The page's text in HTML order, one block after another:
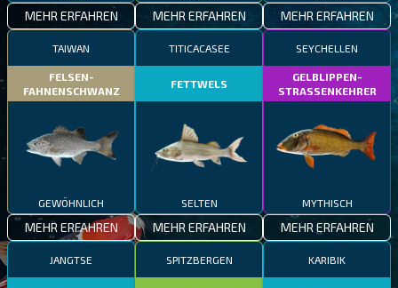
MEHR ERFAHREN MEHR ERFAHREN MEHR ERFAHREN
TAIWAN
FELSEN-
FAHNENSCHWANZ
GEWÖHNLICH
MEHR ERFAHREN
TITICACASEE
FETTWELS
SELTEN
MEHR ERFAHREN
SEYCHELLEN
GELBLIPPEN-
STRASSENKEHRER
MYTHISCH
MEHR ERFAHREN
JANGTSE SPITZBERGEN KARIBIK